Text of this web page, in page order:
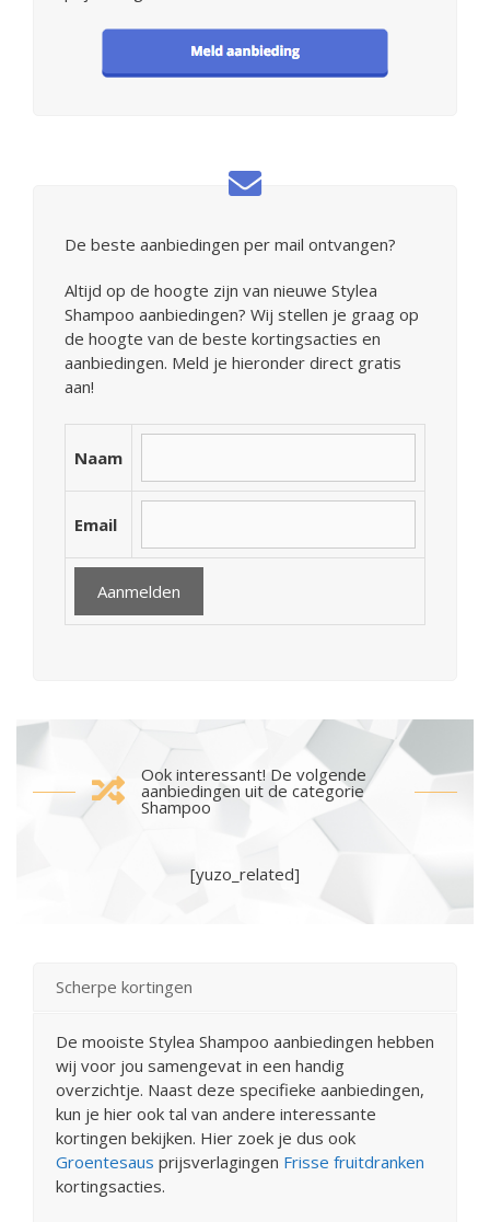
De beste aanbiedingen per mail ontvangen?
Altijd op de hoogte zijn van nieuwe Stylea
Shampoo aanbiedingen? Wij stellen je graag op
de hoogte van de beste kortingsacties en
aanbiedingen. Meld je hieronder direct gratis
aan!
Naam
Email
Ook interessant! De volgende
aanbiedingen uit de categorie
Shampoo
[yuzo_related]
Scherpe kortingen
De mooiste Stylea Shampoo aanbiedingen hebben
wij voor jou samengevat in een handig
overzichtje. Naast deze specifieke aanbiedingen,
kun je hier ook tal van andere interessante
kortingen bekijken. Hier zoek je dus ook
Groentesaus prijsverlagingen Frisse fruitdranken
kortingsacties.